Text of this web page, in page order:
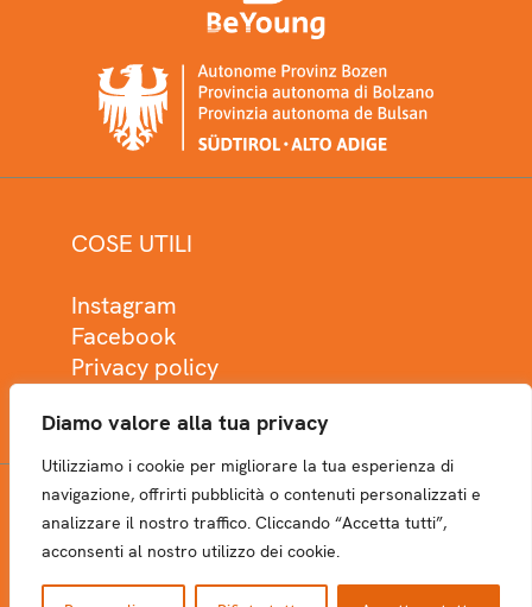
Diamo valore alla tua privacy
Utilizziamo i cookie per migliorare la tua esperienza di
navigazione, offrirti pubblicità o contenuti personalizzati e
analizzare il nostro traffico. Cliccando “Accetta tutti”,
acconsenti al nostro utilizzo dei cookie.
COSE UTILI
Instagram
Facebook
Privacy policy
NEWSLETTER